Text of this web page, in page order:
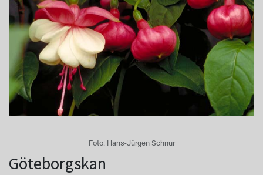
Foto: Hans-Jürgen Schnur
Göteborgskan